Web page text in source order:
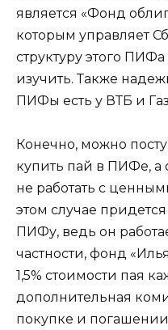
является «Фонд
которым управляет
структуру этого
изучить. Также
ПИФы есть у ВТБ и
Конечно, можно
купить пай в ПИФе, а
не работать с
этом случае
ПИФу, ведь он
частности, фонд
1,5% стоимости пая
дополнительная
покупке и